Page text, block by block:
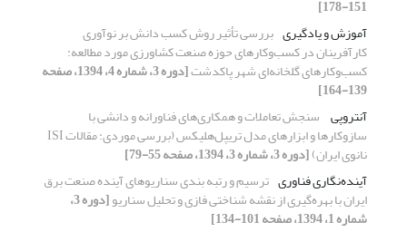
151-178]
آموزش و یادگیری بررسی تأثیر روش کسب دانش بر نوآوری
کارآفرینان در کسب‌و‌کارهای حوزه صنعت کشاورزی مورد مطالعه:
کسب‌و‌کارهای گلخانه‌ای شهر پاکدشت [دوره 3، شماره 4، 1394، صفحه
139-164]
آنتروپی ‏ سنجش تعاملات و همکاری‌های فناورانه و دانشی با
نانوی ایران)‏[دوره 3، شماره 3، 1394، صفحه 55-79]
آینده‌نگاری فناوری ترسیم و رتبه بندی سناریوهای آینده صنعت برق
ایران با بهره‌گیری از نقشه شناختی فازی و تحلیل سناریو [دوره 3،
شماره 1، 1394، صفحه 101-134]